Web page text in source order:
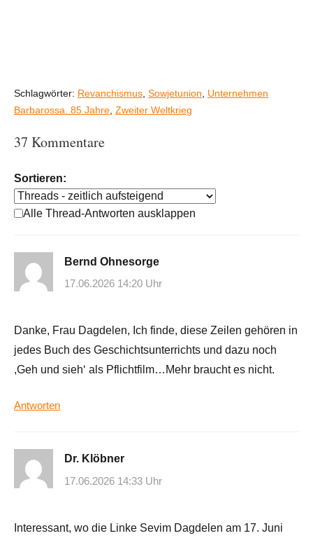
Schlagwörter: Revanchismus Sowjetunion
Unternehmen
Barbarossa. 85 Jahre Zweiter Weltkrieg
37 Kommentare
Sortieren:
Alle Thread-Antworten ausklappen
Bernd Ohnesorge
17.06.2026 14:20 Uhr
Danke, Frau Dagdelen, Ich finde, diese Zeilen gehören in
jedes Buch des Geschichtsunterrichts und dazu noch
,Geh und sieh‘ als Pflichtfilm…Mehr braucht es nicht.
Antworten
Dr. Klöbner
17.06.2026 14:33 Uhr
Interessant, wo die Linke Sevim Dagdelen am 17. Juni